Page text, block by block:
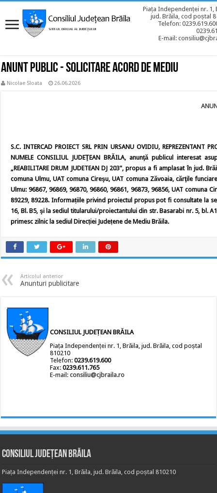
Piața Independenței nr. 1,
jud. Brăila, cod poștal
Telefon:
E-mail:
Anunt Public - Solicitare acord de mediu
Nicolae Sloata 26.06.2026
S.C. INTERCAD PROIECT SRL PRIN URSANU OVIDIU, REPREZENTANT
NUMELE CONSILIUL JUDEŢEAN BRĂILA, anunţă publicul
„REABILITARE DRUM JUDETEAN DJ 203", propus a fi amplasat în jud.
comuna Ulmu, UAT comuna Cireşu, UAT comuna Zăvoaia, cărţile
Ulmu: 96867, 96869, 96870, 96860, 96861, 96873, 96856, UAT comuna
89229, 89228. Informațiile privind proiectul propus pot fi consultate la
16, Bl. B5, şi la sediul titularului/proiectantului din str. Basarabi nr. 5, bl.
primesc zilnic la sediul Direcției Județene de Mediu Brăila.
Articolul anterior
Anunturi publicitare
CONSILIUL JUDEȚEAN BRĂILA
Piața Independenței nr. 1, Brăila, jud. Brăila, cod poștal
810210
Telefon:0239.619.600
Fax:0239.611.765
E-mail:consiliu@cjbraila.ro
Consiliul Județean Brăila
Piața Independenței nr. 1, Brăila, jud. Brăila, cod poștal 810210